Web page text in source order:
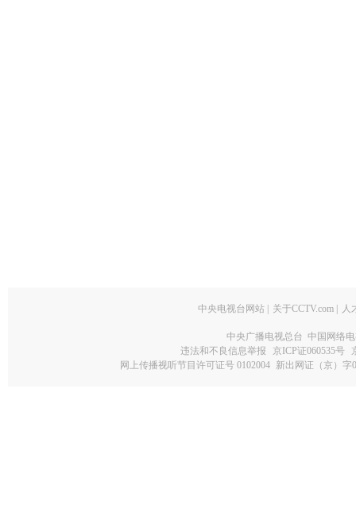
中央电视台网站 关于CCTV.com 人
中央广播电视总台 中国网络
违法和不良信息举报
京ICP证060535号
网上传播视听节目许可证号 0102004 新出网证（京）